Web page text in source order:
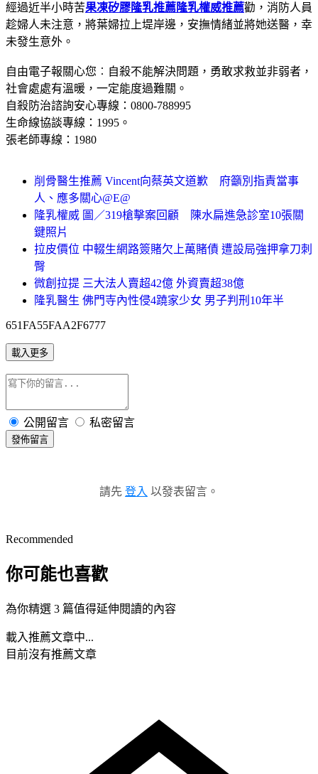
經過近半小時苦果凍矽膠隆乳推薦隆乳權威推薦勸，消防人員
趁婦人未注意，將葉婦拉上堤岸邊，安撫情緒並將她送醫，幸
未發生意外。
自由電子報關心您︰自殺不能解決問題，勇敢求救並非弱者，
社會處處有溫暖，一定能度過難關。
自殺防治諮詢安心專線：0800-788995
生命線協談專線：1995。
張老師專線：1980
削骨醫生推薦 Vincent向蔡英文道歉 府籲別指責當事
人、應多關心@E@
隆乳權威 圖／319槍擊案回顧 陳水扁進急診室10張關
鍵照片
拉皮價位 中輟生網路簽賭欠上萬賭債 遭設局強押拿刀刺
臀
微創拉提 三大法人賣超42億 外資賣超38億
隆乳醫生 佛門寺內性侵4蹺家少女 男子判刑10年半
651FA55FAA2F6777
載入更多
公開留言 私密留言
發佈留言
請先 登入 以發表留言。
Recommended
你可能也喜歡
為你精選 3 篇值得延伸閱讀的內容
載入推薦文章中...
目前沒有推薦文章